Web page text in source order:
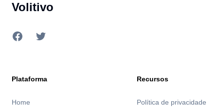
Volitivo
Facebook
Twitter
Plataforma
Home
Recursos
Política de privacidade